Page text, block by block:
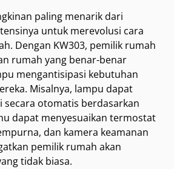
paling menarik dari
untuk merevolusi cara
Dengan KW303, pemilik rumah
rumah yang benar-benar
mengantisipasi kebutuhan
Misalnya, lampu dapat
secara otomatis berdasarkan
dapat menyesuaikan termostat
dan kamera keamanan
pemilik rumah akan
tidak biasa.